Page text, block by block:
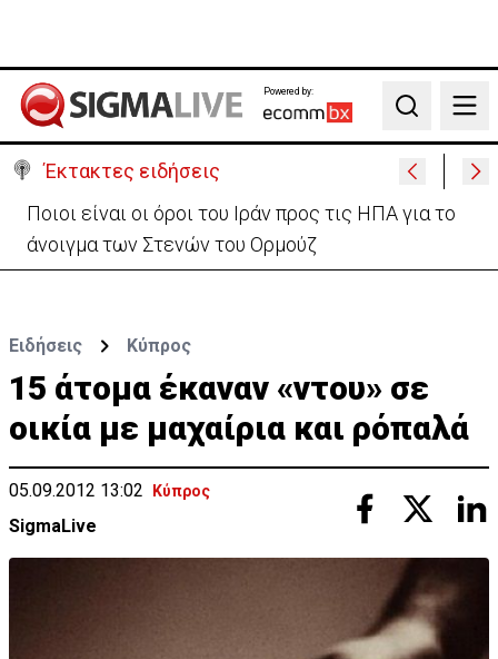
Powered by:
Search
Έκτακτες ειδήσεις
Υψηλές οι θερμοκρασίες με αυξημένη υγρασία
-«Στα παράλια είναι δύσκολα»
Ειδήσεις Κύπρος
15 άτομα έκαναν «ντου» σε
οικία με μαχαίρια και ρόπαλά
05.09.2012 13:02 Κύπρος
SigmaLive